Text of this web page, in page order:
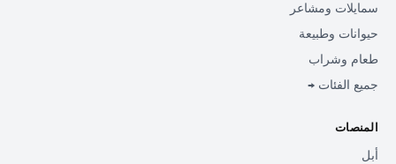
سمايلات ومشاعر
حيوانات وطبيعة
طعام وشراب
جميع الفئات →
المنصات
أبل